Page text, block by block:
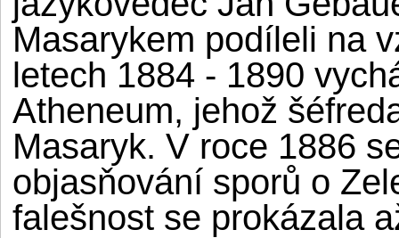
Masarykem podíleli na
letech 1884 - 1890
Atheneum, jehož
Masaryk. V roce 1886
objasňování sporů o
falešnost se prokázala